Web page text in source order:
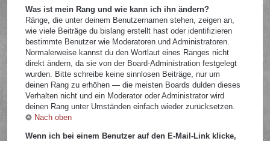
Was ist mein Rang und wie kann ich ihn ändern?
Ränge, die unter deinem Benutzernamen stehen, zeigen an,
wie viele Beiträge du bislang erstellt hast oder identifizieren
bestimmte Benutzer wie Moderatoren und Administratoren.
Normalerweise kannst du den Wortlaut eines Ranges nicht
direkt ändern, da sie von der Board-Administration festgelegt
wurden. Bitte schreibe keine sinnlosen Beiträge, nur um
deinen Rang zu erhöhen — die meisten Boards dulden dieses
Verhalten nicht und ein Moderator oder Administrator wird
deinen Rang unter Umständen einfach wieder zurücksetzen.
Nach oben
Wenn ich bei einem Benutzer auf den E-Mail-Link klicke,